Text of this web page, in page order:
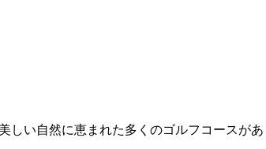
い自然に恵まれた多くのゴルフコースが